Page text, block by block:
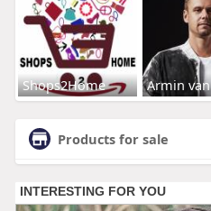
Shops2Home Armin van
Products for sale